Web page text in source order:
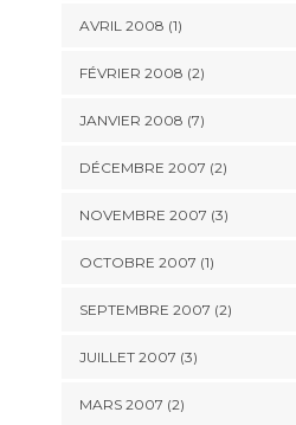
AVRIL 2008 (1)
FÉVRIER 2008 (2)
JANVIER 2008 (7)
DÉCEMBRE 2007 (2)
NOVEMBRE 2007 (3)
OCTOBRE 2007 (1)
SEPTEMBRE 2007 (2)
JUILLET 2007 (3)
MARS 2007 (2)